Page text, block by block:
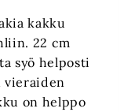
kakku
22 cm
syö helposti
on helppo